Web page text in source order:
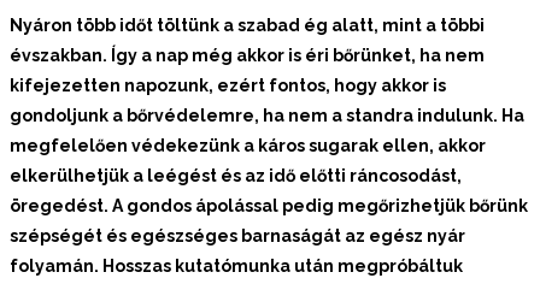
Nyáron több időt töltünk a szabad ég alatt, mint a többi
évszakban. Így a nap még akkor is éri bőrünket, ha nem
kifejezetten napozunk, ezért fontos, hogy akkor is
gondoljunk a bőrvédelemre, ha nem a standra indulunk. Ha
megfelelően védekezünk a káros sugarak ellen, akkor
elkerülhetjük a leégést és az idő előtti ráncosodást,
öregedést. A gondos ápolással pedig megőrizhetjük bőrünk
szépségét és egészséges barnaságát az egész nyár
folyamán. Hosszas kutatómunka után megpróbáltuk